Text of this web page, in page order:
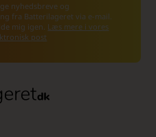
nyhedsbreve og
fra Batterilageret via e-mail.
mig igen. Læs mere i vores
post